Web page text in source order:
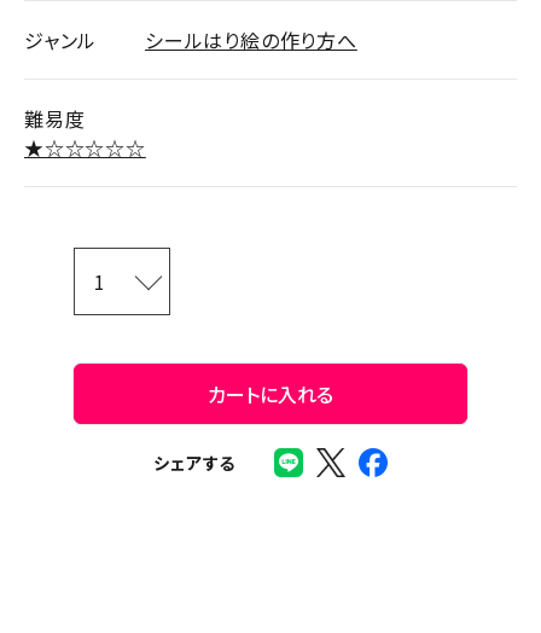
ジャンル シールはり絵の作り方へ
難易度
★☆☆☆☆☆
カートに入れる
シェアする